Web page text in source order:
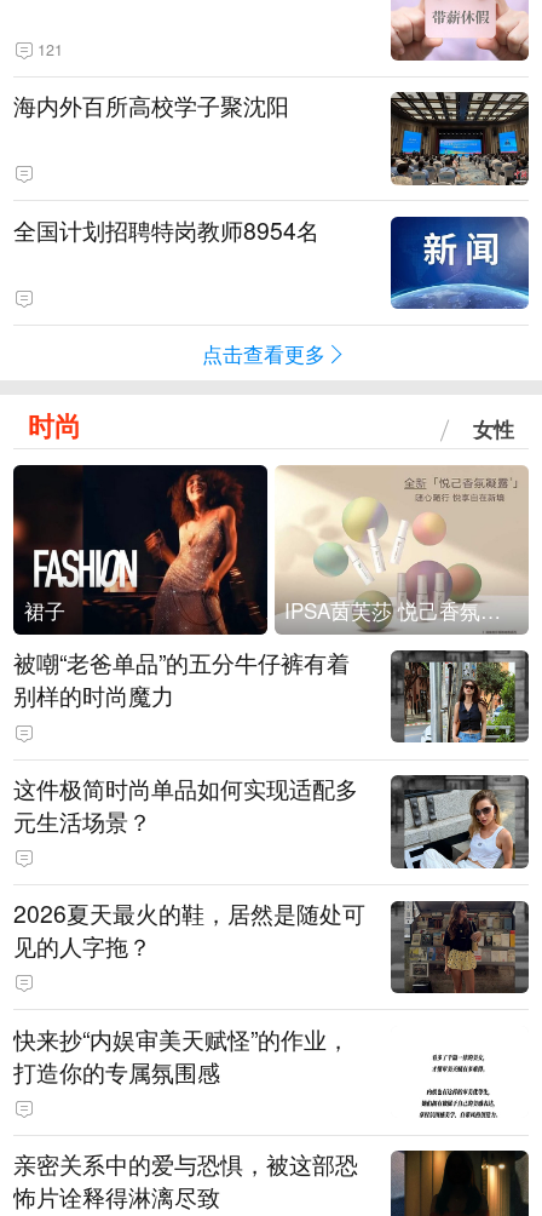
121
海内外百所高校学子聚沈阳
全国计划招聘特岗教师8954名
点击查看更多
时尚 女性
裙子 IPSA茵芙莎 悦己香氛凝露上市
被嘲“老爸单品”的五分牛仔裤有着
别样的时尚魔力
这件极简时尚单品如何实现适配多
元生活场景？
2026夏天最火的鞋，居然是随处可
见的人字拖？
快来抄“内娱审美天赋怪”的作业，
打造你的专属氛围感
亲密关系中的爱与恐惧，被这部恐
怖片诠释得淋漓尽致